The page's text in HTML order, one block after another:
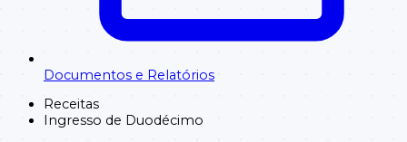
Documentos e Relatórios
Receitas
Ingresso de Duodécimo